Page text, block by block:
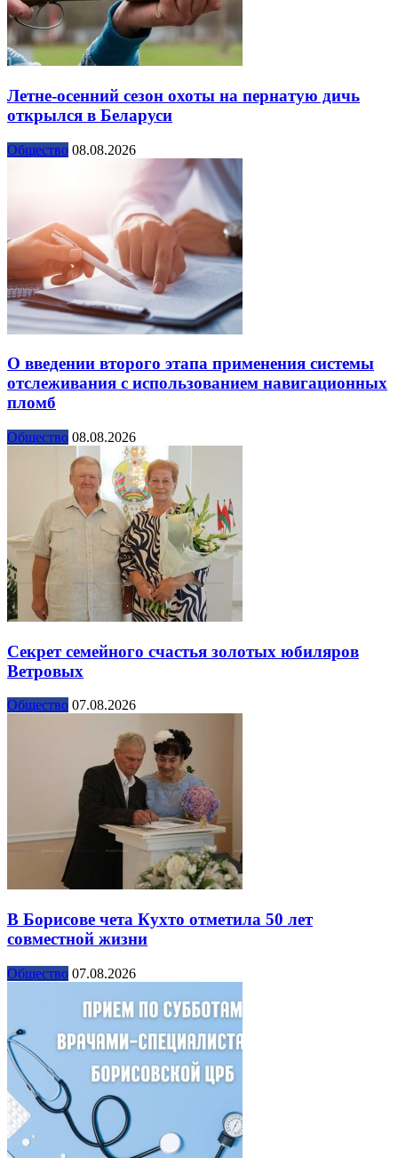
Летне-осенний сезон охоты на пернатую дичь
открылся в Беларуси
Общество 08.08.2026
О введении второго этапа применения системы
отслеживания с использованием навигационных
пломб
Общество 08.08.2026
Секрет семейного счастья золотых юбиляров
Ветровых
Общество 07.08.2026
В Борисове чета Кухто отметила 50 лет
совместной жизни
Общество 07.08.2026